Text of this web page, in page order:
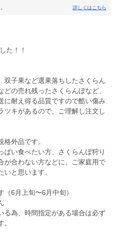
詳しくはこちら
た！！
双子果など選果落ちしたさくらん
の売れ残ったさくらんぼなど、
に耐え得る品質ですので酷い傷み
ツキがあるので、ご理解し注文し
外品です。
ぱい食べたい方、さくらんぼ狩り
が合わない方などに、ご家庭用で
と思います。
6月上旬〜6月中旬）
為、時間指定がある場合は必ず